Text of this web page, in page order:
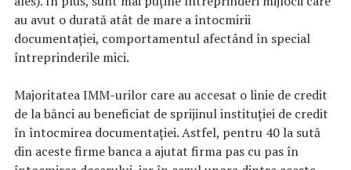
au avut o durată atât de mare a întocmirii
documentației, comportamentul afectând în special
întreprinderile mici.
Majoritatea IMM-urilor care au accesat o linie de credit
de la bănci au beneficiat de sprijinul instituției de credit
în întocmirea documentației. Astfel, pentru 40 la sută
din aceste firme banca a ajutat firma pas cu pas în